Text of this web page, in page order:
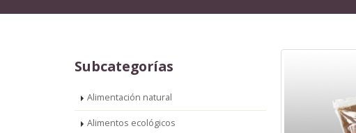
Subcategorías
Alimentación natural
Alimentos ecológicos